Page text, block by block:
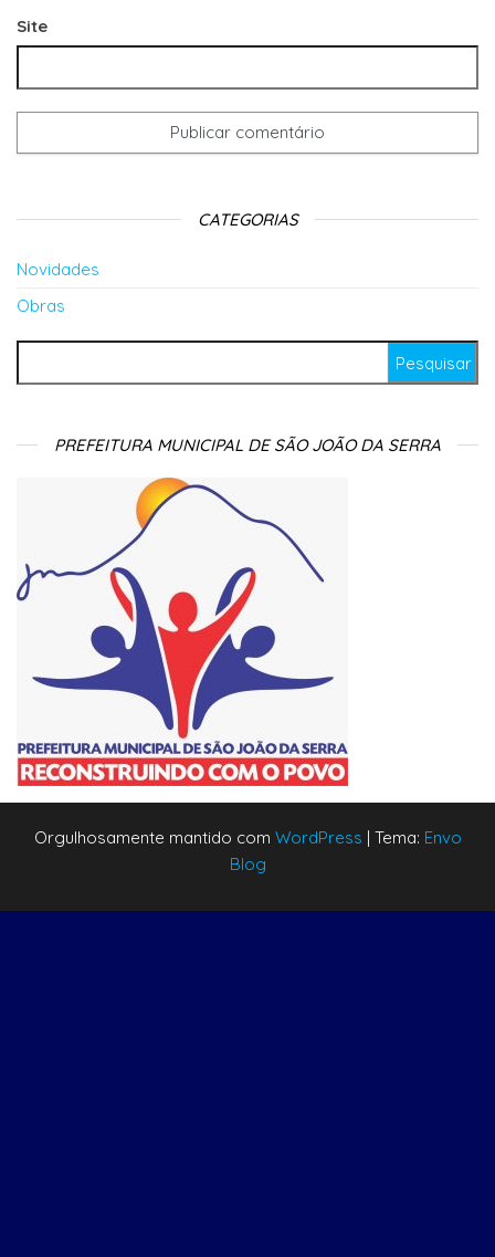
Site
CATEGORIAS
Novidades
Obras
PREFEITURA MUNICIPAL DE SÃO JOÃO DA SERRA
Orgulhosamente mantido com WordPress | Tema: Envo
Blog